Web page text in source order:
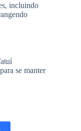
incluindo
se manter